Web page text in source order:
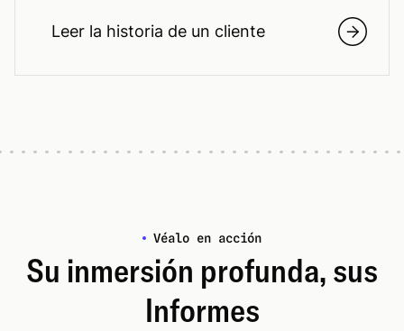
Leer la historia de un cliente
Véalo en acción
Su inmersión profunda, sus
Informes